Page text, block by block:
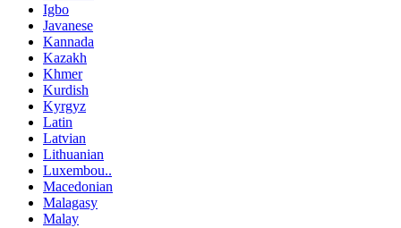
Igbo
Javanese
Kannada
Kazakh
Khmer
Kurdish
Kyrgyz
Latin
Latvian
Lithuanian
Luxembou..
Macedonian
Malagasy
Malay